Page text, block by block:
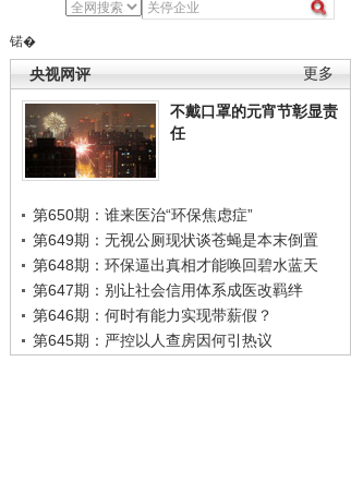
锘�
更多
央视网评
不戴口罩的元宵节彰显责
任
第650期：谁来医治“环保焦虑症”
第649期：无视公厕现状谈苍蝇是本末倒置
第648期：环保逼出真相才能唤回碧水蓝天
第647期：别让社会信用体系成医改羁绊
第646期：何时有能力实现带薪假？
第645期：严控以人查房因何引热议